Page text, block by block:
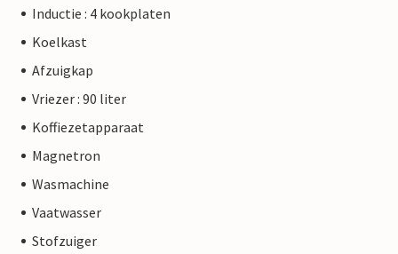
Inductie : 4 kookplaten
Koelkast
Afzuigkap
Vriezer : 90 liter
Koffiezetapparaat
Magnetron
Wasmachine
Vaatwasser
Stofzuiger